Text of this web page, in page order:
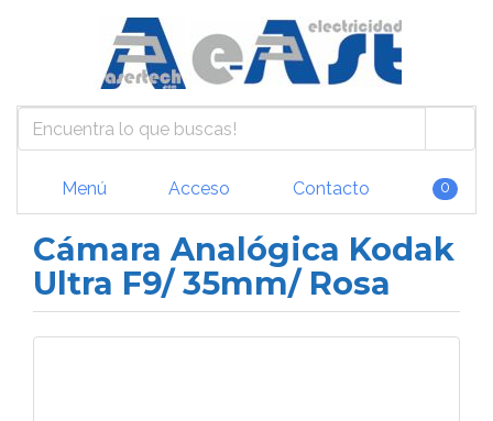
Menú Acceso Contacto 0
Cámara Analógica Kodak
Ultra F9/ 35mm/ Rosa